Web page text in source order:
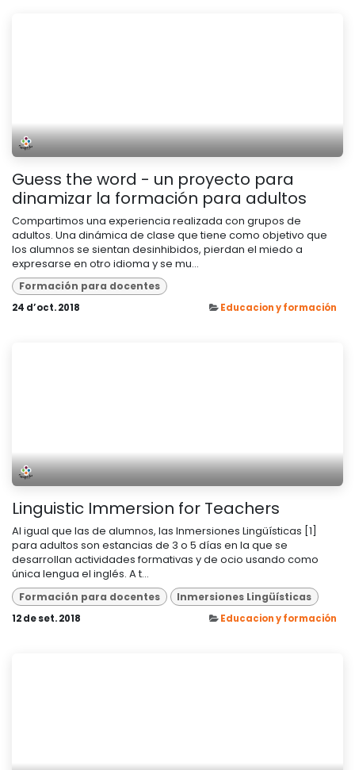
Guess the word - un proyecto para
dinamizar la formación para adultos
Compartimos una experiencia realizada con grupos de
adultos. Una dinámica de clase que tiene como objetivo que
los alumnos se sientan desinhibidos, pierdan el miedo a
expresarse en otro idioma y se mu...
Formación para docentes
24 d’oct. 2018 Educacion y formación
Linguistic Immersion for Teachers
Al igual que las de alumnos, las Inmersiones Lingüísticas [1]
para adultos son estancias de 3 o 5 días en la que se
desarrollan actividades formativas y de ocio usando como
única lengua el inglés. A t...
Formación para docentes Inmersiones Lingüísticas
12 de set. 2018 Educacion y formación